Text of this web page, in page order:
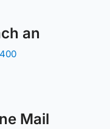
an
Mail